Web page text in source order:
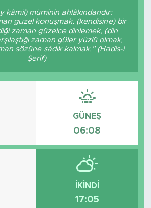
kâmil) müminin ahlâkındandır:
güzel konuşmak, (kendisine) bir
zaman güzelce dinlemek, (din
zaman güler yüzlü olmak,
sözüne sâdık kalmak.” (Hadis-i
Şerif)
GÜNEŞ
06:08
İKINDI
17:05